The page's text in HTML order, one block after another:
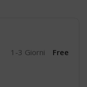
1-3 Giorni Free